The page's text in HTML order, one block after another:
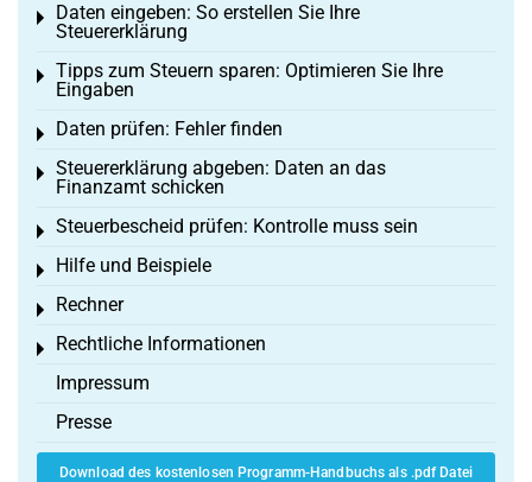
Daten eingeben: So erstellen Sie Ihre
Steuererklärung
Toggle menu
Tipps zum Steuern sparen: Optimieren Sie Ihre
Eingaben
Toggle menu
Daten prüfen: Fehler finden
Toggle menu
Steuererklärung abgeben: Daten an das
Finanzamt schicken
Toggle menu
Steuerbescheid prüfen: Kontrolle muss sein
Toggle menu
Hilfe und Beispiele
Toggle menu
Rechner
Toggle menu
Rechtliche Informationen
Toggle menu
Impressum
Presse
Download des kostenlosen Programm-Handbuchs als .pdf Datei